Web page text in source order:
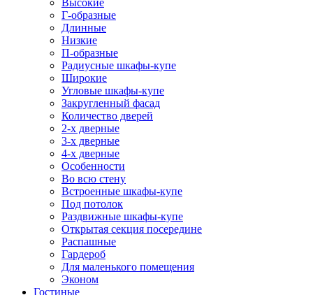
Высокие
Г-образные
Длинные
Низкие
П-образные
Радиусные шкафы-купе
Широкие
Угловые шкафы-купе
Закругленный фасад
Количество дверей
2-х дверные
3-х дверные
4-х дверные
Особенности
Во всю стену
Встроенные шкафы-купе
Под потолок
Раздвижные шкафы-купе
Открытая секция посередине
Распашные
Гардероб
Для маленького помещения
Эконом
Гостиные